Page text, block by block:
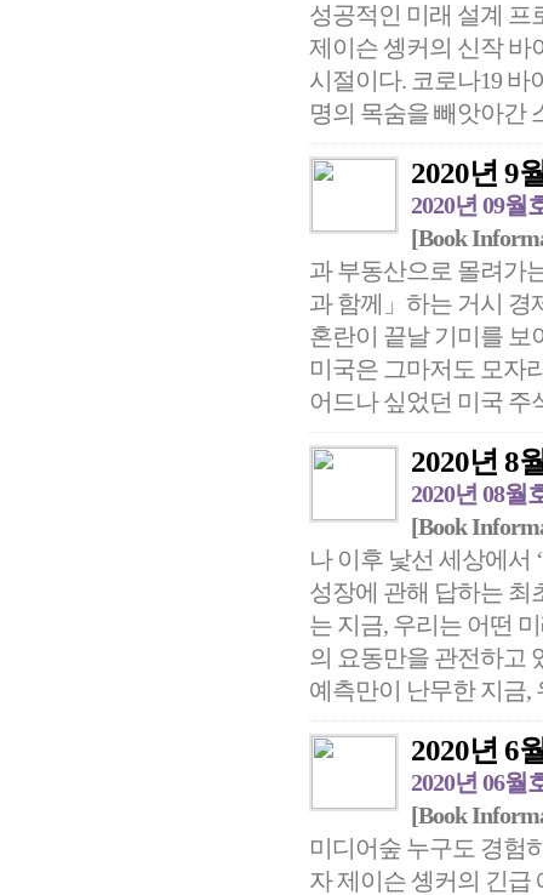
성공적인 미래 설계 프
제이슨 솅커의 신작 바
시절이다. 코로나19 바
명의 목숨을 빼앗아간
2020년 9
2020년 09월
[Book
과 부동산으로 몰려가
과 함께」하는 거시 경
혼란이 끝날 기미를 보
미국은 그마저도 모자
어드나 싶었던 미국 주
2020년 8
2020년 08월
[Book
나 이후 낯선 세상에서
성장에 관해 답하는 최
는 지금, 우리는 어떤
의 요동만을 관전하고
예측만이 난무한 지금,
2020년 6
2020년 06월
[Book
미디어숲 누구도 경험
자 제이슨 솅커의 긴급